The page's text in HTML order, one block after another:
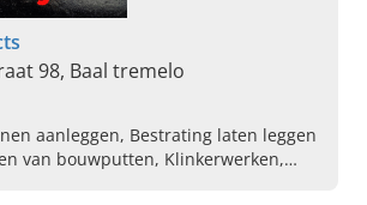
98, Baal tremelo
aanleggen, Bestrating laten leggen
van bouwputten, Klinkerwerken,